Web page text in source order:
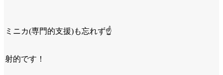
ミニカ(専門的支援)も忘れず☝
射的です！